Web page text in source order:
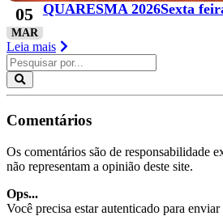
05
MAR
QUARESMA 2026Sexta
Leia mais
Comentários
Os comentários são de responsabilidade
não representam a opinião deste site.
Ops...
Você precisa estar autenticado para